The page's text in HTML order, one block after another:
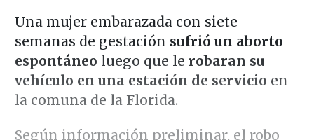
Una mujer embarazada con siete
semanas de gestación sufrió un aborto
espontáneo luego que le robaran su
vehículo en una estación de servicio en
la comuna de la Florida.
Según información preliminar, el robo